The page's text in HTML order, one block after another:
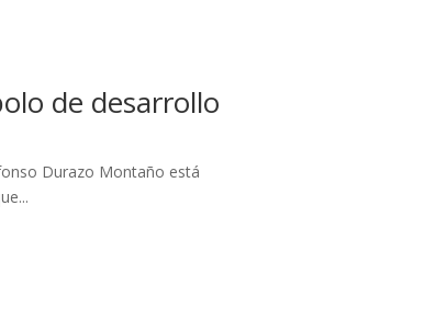
de desarrollo
Durazo Montaño está